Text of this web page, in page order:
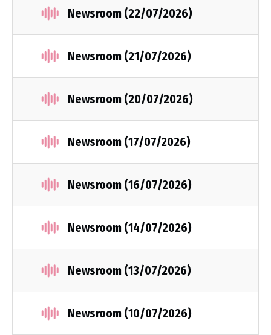
Newsroom (22/07/2026)
Newsroom (21/07/2026)
Newsroom (20/07/2026)
Newsroom (17/07/2026)
Newsroom (16/07/2026)
Newsroom (14/07/2026)
Newsroom (13/07/2026)
Newsroom (10/07/2026)